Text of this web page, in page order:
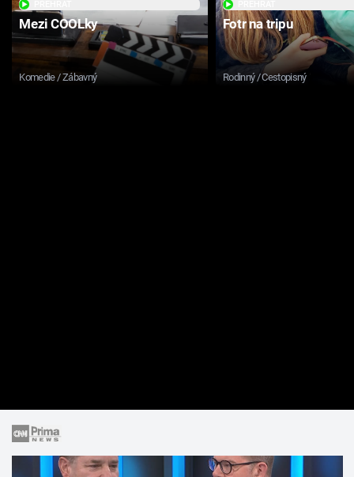
Mezi COOLky
Komedie / Zábavný
Fotr na tripu
Rodinný / Cestopisný